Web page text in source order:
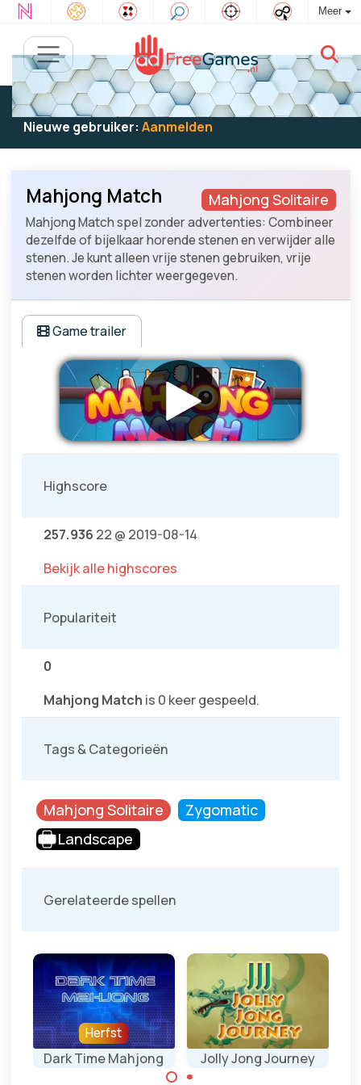
Meer
Bestaande gebruiker: Log in
om te spelen
Nieuwe gebruiker: Aanmelden
Mahjong Solitaire
Mahjong Match
Mahjong Match spel zonder advertenties: Combineer
dezelfde of bijelkaar horende stenen en verwijder alle
stenen. Je kunt alleen vrije stenen gebruiken, vrije
stenen worden lichter weergegeven.
Game trailer
Highscore
257.936 22 @ 2019-08-14
Bekijk alle highscores
Populariteit
0
Mahjong Match is 0 keer gespeeld.
Tags & Categorieën
Mahjong Solitaire
Zygomatic
Landscape
Gerelateerde spellen
Dark Time Mahjong
Herfst
Jolly Jong Journey